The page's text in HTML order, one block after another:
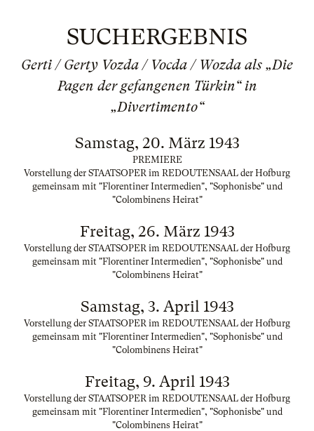
SUCHERGEBNIS
Gerti / Gerty Vozda / Vocda / Wozda als „Die
Pagen der gefangenen Türkin“ in
„Divertimento“
Samstag, 20. März 1943
PREMIERE
Vorstellung der STAATSOPER im REDOUTENSAAL der Hofburg
gemeinsam mit "Florentiner Intermedien", "Sophonisbe" und
"Colombinens Heirat"
Freitag, 26. März 1943
Vorstellung der STAATSOPER im REDOUTENSAAL der Hofburg
gemeinsam mit "Florentiner Intermedien", "Sophonisbe" und
"Colombinens Heirat"
Samstag, 3. April 1943
Vorstellung der STAATSOPER im REDOUTENSAAL der Hofburg
gemeinsam mit "Florentiner Intermedien", "Sophonisbe" und
"Colombinens Heirat"
Freitag, 9. April 1943
Vorstellung der STAATSOPER im REDOUTENSAAL der Hofburg
gemeinsam mit "Florentiner Intermedien", "Sophonisbe" und
"Colombinens Heirat"